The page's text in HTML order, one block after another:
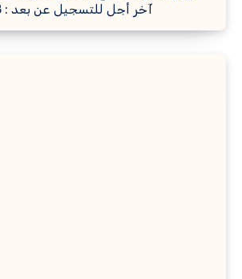
آخر أجل للتسجيل عن بعد : 08 جويلية 2026